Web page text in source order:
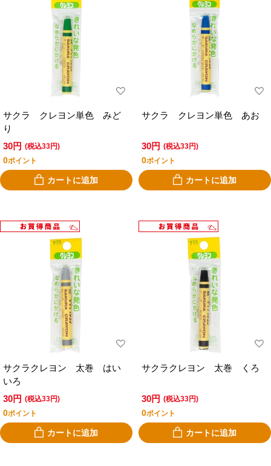
サクラ クレヨン単色 みど
り
30円 (税込33円)
0ポイント
カートに追加
サクラ クレヨン単色 あお
30円 (税込33円)
0ポイント
カートに追加
サクラクレヨン 太巻 はい
いろ
30円 (税込33円)
0ポイント
カートに追加
サクラクレヨン 太巻 くろ
30円 (税込33円)
0ポイント
カートに追加